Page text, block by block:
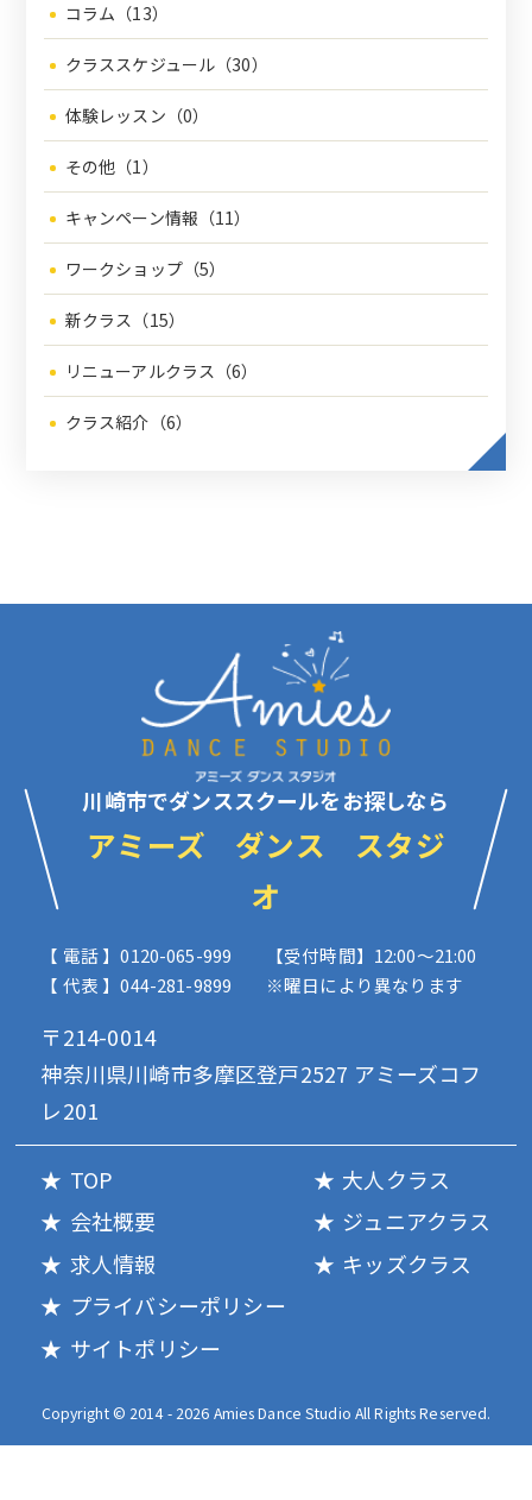
コラム（13）
クラススケジュール（30）
体験レッスン（0）
その他（1）
キャンペーン情報（11）
ワークショップ（5）
新クラス（15）
リニューアルクラス（6）
クラス紹介（6）
川崎市でダンススクールをお探しなら
アミーズ ダンス スタジ
オ
【 電話 】0120-065-999
【 代表 】044-281-9899
【受付時間】12:00〜21:00
※曜日により異なります
〒214-0014
神奈川県川崎市多摩区登戸2527 アミーズコフ
レ201
TOP
会社概要
求人情報
大人クラス
ジュニアクラス
キッズクラス
プライバシーポリシー
サイトポリシー
Copyright © 2014 - 2026 Amies Dance Studio All Rights Reserved.